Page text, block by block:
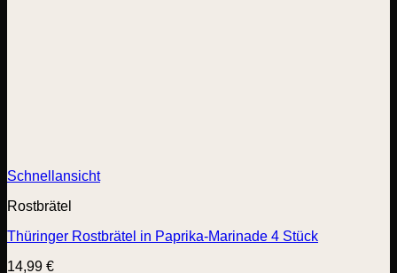
Schnellansicht
Rostbrätel
Thüringer Rostbrätel in Paprika-Marinade 4 Stück
14,99 €